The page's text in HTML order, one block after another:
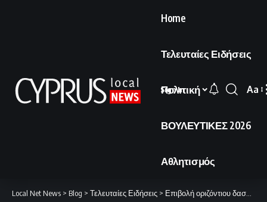
Home
Τελευταίες Ειδήσεις
Πολιτική
ΒΟΥΛΕΥΤΙΚΕΣ 2026
Αθλητισμός
Sign In
Font
Aa
Local Net News > Blog > Τελευταίες Ειδήσεις > Επιβολή οριζόντιου δασμού 15% σε όλες τις εισαγωγές